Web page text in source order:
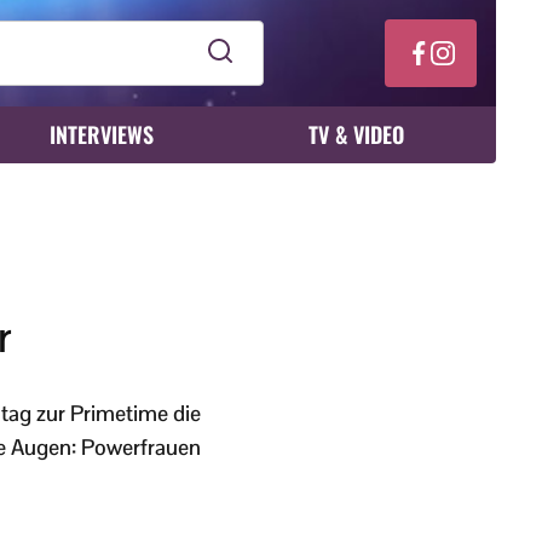
INTERVIEWS TV & VIDEO
zur Primetime die
Augen: Powerfrauen